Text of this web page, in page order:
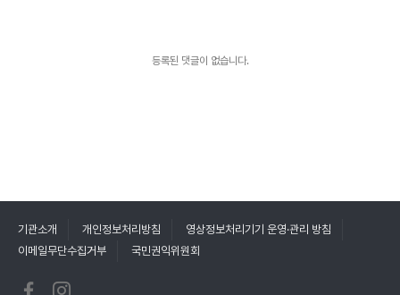
등록된 댓글이 없습니다.
기관소개 개인정보처리방침
영상정보처리기기 운영·관리 방침
이메일무단수집거부
국민권익위원회